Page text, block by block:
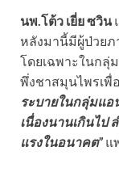
นพ.โต้ว เยี่ย ซวิน
หลังมานี้มีผู้ป่วยภ
โดยเฉพาะในกลุ่
พึ่งชาสมุนไพรเ
ระบายในกลุ่มแอ
เนื่องนานเกินไป
แรงในอนาคต” แ